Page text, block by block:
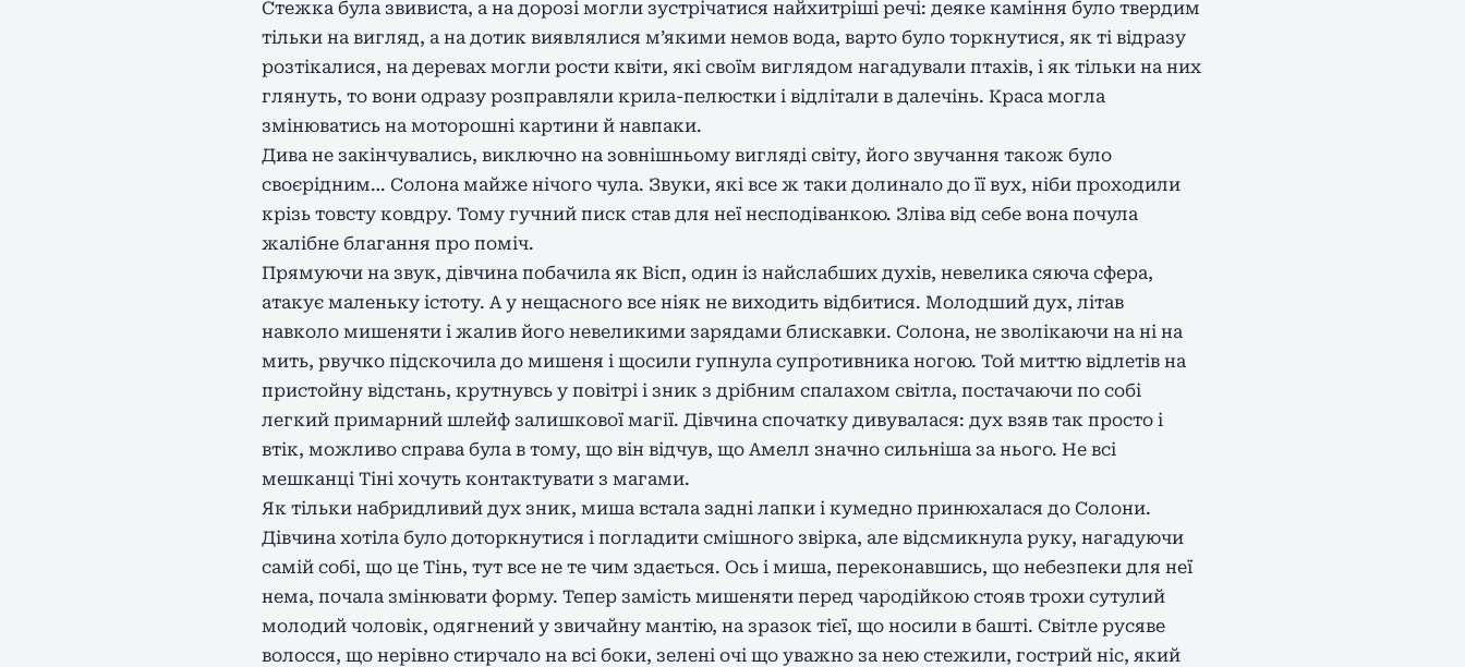
Стежка була звивиста, а на дорозі могли зустрічатися найхитріші речі: деяке каміння було твердим
тільки на вигляд, а на дотик виявлялися м’якими немов вода, варто було торкнутися, як ті відразу
розтікалися, на деревах могли рости квіти, які своїм виглядом нагадували птахів, і як тільки на них
глянуть, то вони одразу розправляли крила-пелюстки і відлітали в далечінь. Краса могла
змінюватись на моторошні картини й навпаки.
Дива не закінчувались, виключно на зовнішньому вигляді світу, його звучання також було
своєрідним… Солона майже нічого чула. Звуки, які все ж таки долинало до її вух, ніби проходили
крізь товсту ковдру. Тому гучний писк став для неї несподіванкою. Зліва від себе вона почула
жалібне благання про поміч.
Прямуючи на звук, дівчина побачила як Вісп, один із найслабших духів, невелика сяюча сфера,
атакує маленьку істоту. А у нещасного все ніяк не виходить відбитися. Молодший дух, літав
навколо мишеняти і жалив його невеликими зарядами блискавки. Солона, не зволікаючи на ні на
мить, рвучко підскочила до мишеня і щосили гупнула супротивника ногою. Той миттю відлетів на
пристойну відстань, крутнувсь у повітрі і зник з дрібним спалахом світла, постачаючи по собі
легкий примарний шлейф залишкової магії. Дівчина спочатку дивувалася: дух взяв так просто і
втік, можливо справа була в тому, що він відчув, що Амелл значно сильніша за нього. Не всі
мешканці Тіні хочуть контактувати з магами.
Як тільки набридливий дух зник, миша встала задні лапки і кумедно принюхалася до Солони.
Дівчина хотіла було доторкнутися і погладити смішного звірка, але відсмикнула руку, нагадуючи
самій собі, що це Тінь, тут все не те чим здається. Ось і миша, переконавшись, що небезпеки для неї
нема, почала змінювати форму. Тепер замість мишеняти перед чародійкою стояв трохи сутулий
молодий чоловік, одягнений у звичайну мантію, на зразок тієї, що носили в башті. Світле русяве
волосся, що нерівно стирчало на всі боки, зелені очі що уважно за нею стежили, гострий ніс, який